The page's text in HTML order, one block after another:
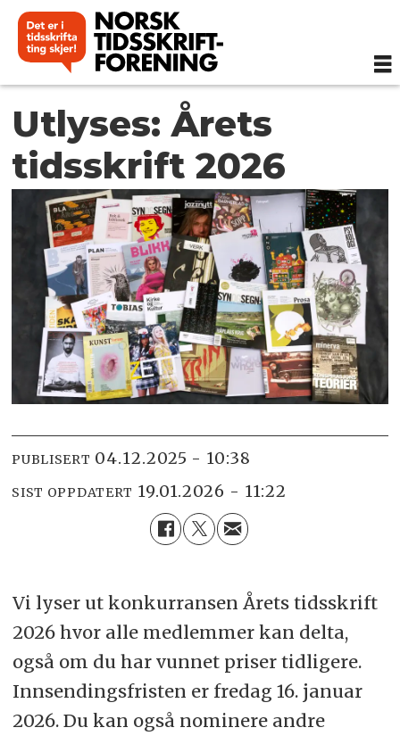
Utlyses: Årets
tidsskrift 2026
PUBLISERT 04.12.2025 - 10:38
SIST OPPDATERT 19.01.2026 - 11:22
Vi lyser ut konkurransen Årets tidsskrift
2026 hvor alle medlemmer kan delta,
også om du har vunnet priser tidligere.
Innsendingsfristen er fredag 16. januar
2026. Du kan også nominere andre